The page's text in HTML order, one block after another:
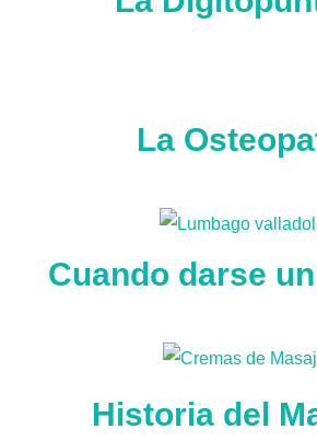
La
Cuando darse
Historia del